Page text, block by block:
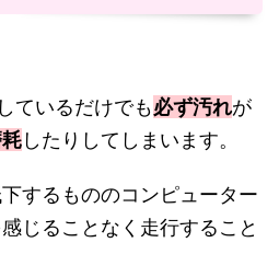
ているだけでも必ず汚れが
したりしてしまいます。
するもののコンピューター
じることなく走行すること